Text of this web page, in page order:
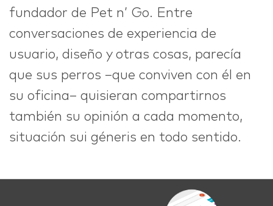
fundador de Pet n’ Go. Entre
conversaciones de experiencia de
usuario, diseño y otras cosas, parecía
que sus perros –que conviven con él en
su oficina– quisieran compartirnos
también su opinión a cada momento,
situación sui géneris en todo sentido.